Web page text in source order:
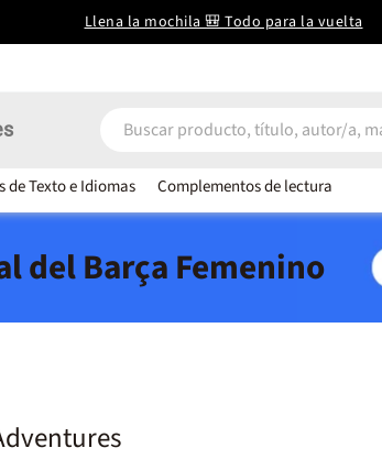
Llena la mochila 🎒 Todo para la vuelta
de Texto e Idiomas Complementos de lectura
del Barça Femenino